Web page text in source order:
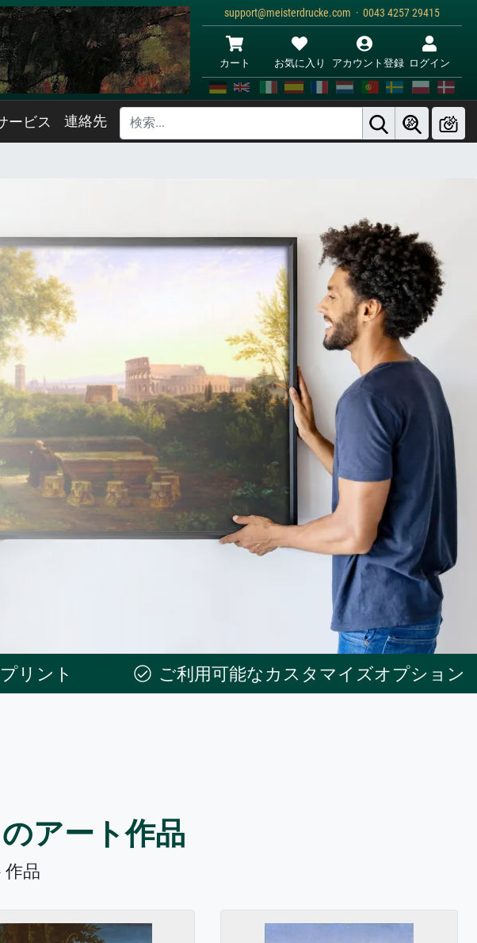
support@meisterdrucke.com · 0043 4257 29415
カート お気に入り アカウント登録 ログイン
ービス 連絡先
リント ご利用可能なカスタマイズオプション
のアート作品
作品